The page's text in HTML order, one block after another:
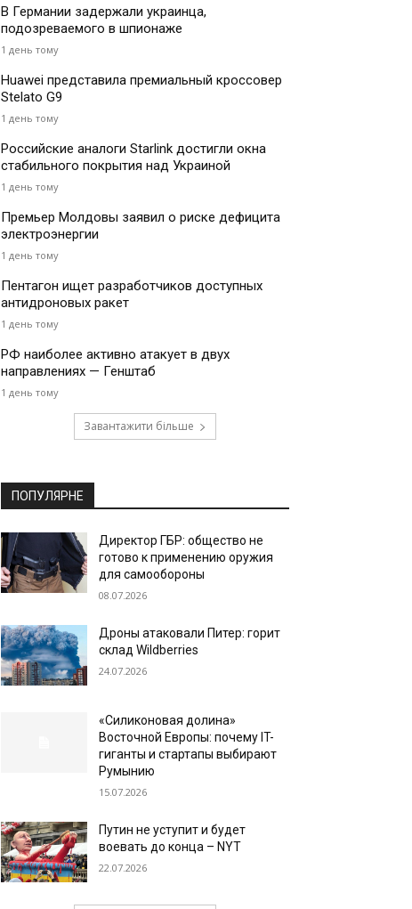
В Германии задержали украинца,
подозреваемого в шпионаже
1 день тому
Huawei представила премиальный кроссовер
Stelato G9
1 день тому
Российские аналоги Starlink достигли окна
стабильного покрытия над Украиной
1 день тому
Премьер Молдовы заявил о риске дефицита
электроэнергии
1 день тому
Пентагон ищет разработчиков доступных
антидроновых ракет
1 день тому
РФ наиболее активно атакует в двух
направлениях — Генштаб
1 день тому
Завантажити більше
ПОПУЛЯРНЕ
Директор ГБР: общество не
готово к применению оружия
для самообороны
08.07.2026
Дроны атаковали Питер: горит
склад Wildberries
24.07.2026
«Силиконовая долина»
Восточной Европы: почему IT-
гиганты и стартапы выбирают
Румынию
15.07.2026
Путин не уступит и будет
воевать до конца – NYT
22.07.2026